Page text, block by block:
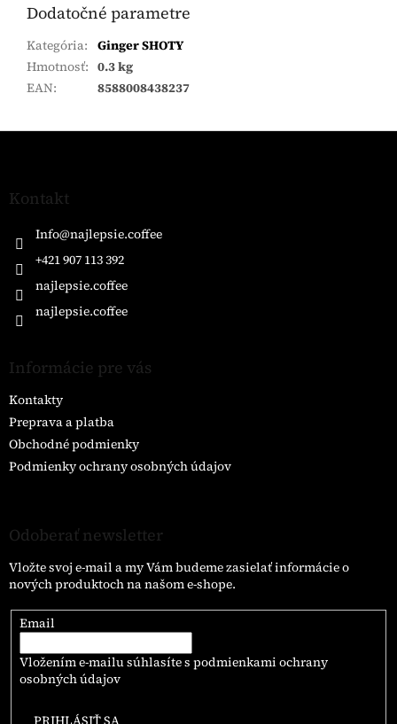
Dodatočné parametre
Kategória: Ginger SHOTY
Hmotnosť: 0.3 kg
EAN: 8588008438237
Z
Kontakt
Info@najlepsie.coffee
+421 907 113 392
najlepsie.coffee
najlepsie.coffee
Informácie pre vás
Kontakty
Preprava a platba
Obchodné podmienky
Podmienky ochrany osobných údajov
Odoberať newsletter
Vložte svoj e-mail a my Vám budeme zasielať informácie o
nových produktoch na našom e-shope.
Email
Vložením e-mailu súhlasíte s podmienkami ochrany
osobných údajov
PRIHLÁSIŤ SA